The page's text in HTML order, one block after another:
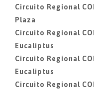
Circuito Regional
Plaza
Circuito Regional
Eucaliptus
Circuito Regional
Eucaliptus
Circuito Regional